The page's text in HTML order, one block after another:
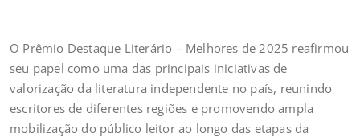
O Prêmio Destaque Literário – Melhores de 2025 reafirmou
seu papel como uma das principais iniciativas de
valorização da literatura independente no país, reunindo
escritores de diferentes regiões e promovendo ampla
mobilização do público leitor ao longo das etapas da